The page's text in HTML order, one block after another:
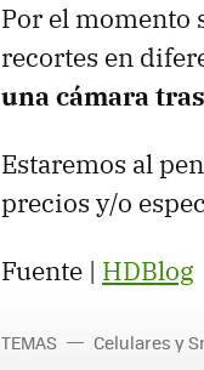
Por el momento
recortes en
una cámara
Estaremos al
precios y/o
Fuente | HDBlog
TEMAS Celulares y